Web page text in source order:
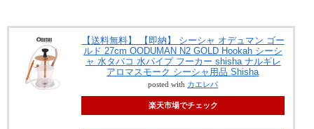
【送料無料】 【即納】 シーシャ オデュマン ゴー
ルド 27cm OODUMAN N2 GOLD Hookah シーシ
ャ 水タバコ 水パイプ フーカー shisha ナルギレ
アロマスモーク シーシャ用品 Shisha
posted with カエレバ
楽天市場でチェック